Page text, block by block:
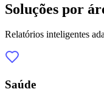
Soluções por
Relatórios inteligentes
Saúde